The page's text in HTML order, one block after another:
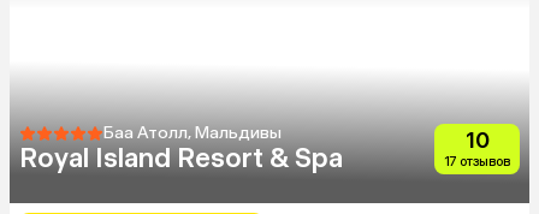
Баа Атолл, Мальдивы
Royal Island Resort & Spa
10
17 отзывов